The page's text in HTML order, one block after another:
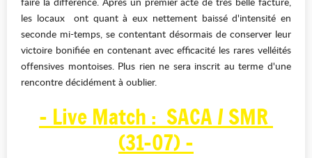
les locaux ont quant à eux nettement baissé d'intensité en
seconde mi-temps, se contentant désormais de conserver leur
victoire bonifiée en contenant avec efficacité les rares velléités
offensives montoises. Plus rien ne sera inscrit au terme d'une
rencontre décidément à oublier.
- Live Match : SACA / SMR
(31-07) -